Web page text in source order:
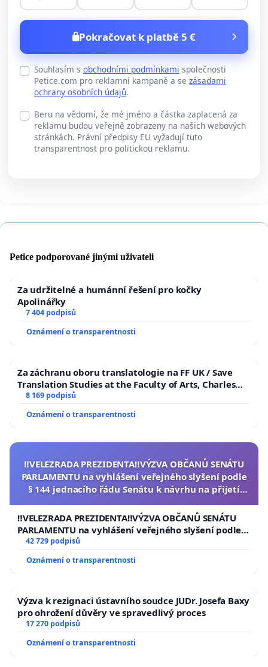
Pokračovat k platbě 5 €
Souhlasím s obchodními podmínkami společnosti
Petice.com pro reklamní kampaně a se zásadami
ochrany osobních údajů.
Beru na vědomí, že mé jméno a částka zaplacená za
reklamu budou veřejně zobrazeny na našich webových
stránkách. Právní předpisy EU vyžadují tuto
transparentnost pro politickou reklamu.
Petice podporované jinými uživateli
Za udržitelné a humánní řešení pro kočky
Apolinářky
7 404 podpisů
Oznámení o transparentnosti
Za záchranu oboru translatologie na FF UK / Save
Translation Studies at the Faculty of Arts, Charles
University
8 169 podpisů
Oznámení o transparentnosti
‼️VELEZRADA PREZIDENTA‼️VÝZVA OBČANŮ SENÁTU
PARLAMENTU na vyhlášení veřejného slyšení podle
§ 144 jednacího řádu Senátu k návrhu na přijetí
republiky
‼️VELEZRADA PREZIDENTA‼️VÝZVA OBČANŮ SENÁTU
PARLAMENTU na vyhlášení veřejného slyšení podle §
144 jednacího řádu Senátu k návrhu na přijetí
usnesení k podání ústavní žaloby na prezidenta
republiky
42 729 podpisů
Oznámení o transparentnosti
Výzva k rezignaci ústavního soudce JUDr. Josefa Baxy
pro ohrožení důvěry ve spravedlivý proces
17 270 podpisů
Oznámení o transparentnosti